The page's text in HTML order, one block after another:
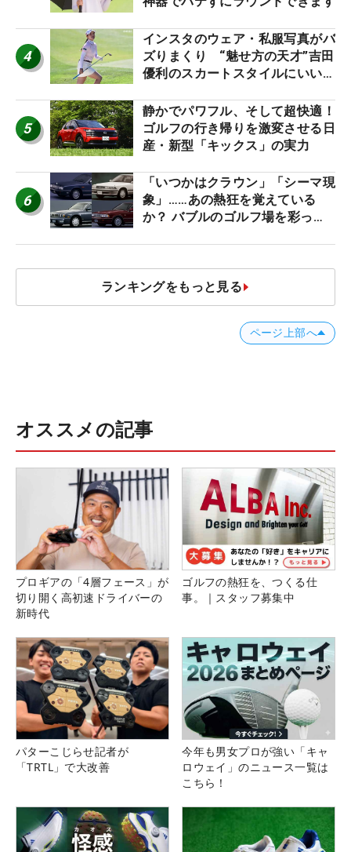
4
インスタのウェア・私服写真がバ
ズりまくり “魅せ方の天才”吉田
優利のスカートスタイルにいい
5
静かでパワフル、そして超快適！
ゴルフの行き帰りを激変させる日
産・新型「キックス」の実力
6
「いつかはクラウン」「シーマ現
象」……あの熱狂を覚えている
か？ バブルのゴルフ場を彩った
ランキングをもっと見る
ページ上部へ
オススメの記事
プロギアの「4層フェース」が
切り開く高初速ドライバーの
新時代
ゴルフの熱狂を、つくる仕
事。｜スタッフ募集中
パターこじらせ記者が
「TRTL」で大改善
今年も男女プロが強い「キャ
ロウェイ」のニュース一覧は
こちら！